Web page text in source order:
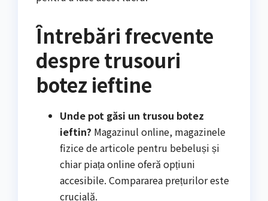
Întrebări frecvente
despre trusouri
botez ieftine
Unde pot găsi un trusou botez
ieftin? Magazinul online, magazinele
fizice de articole pentru bebeluși și
chiar piața online oferă opțiuni
accesibile. Compararea prețurilor este
crucială.